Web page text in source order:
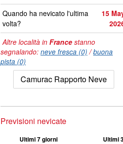
Quando ha nevicato l'ultima
volta?
15
Altre località in France stanno
segnalando: neve fresca (0) /buona
pista (0)
Camurac Rapporto Neve
Previsioni nevicate
Ultimi 7 giorni Ultimi